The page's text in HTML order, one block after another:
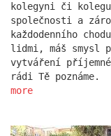
kolegyni či
společnosti a
každodenního
lidmi, máš smysl
vytváření
rádi Tě poznáme.
more